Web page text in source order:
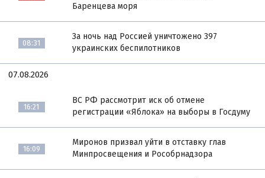
Баренцева моря
08:31
За ночь над Россией уничтожено 397
украинских беспилотников
07.08.2026
16:21
ВС РФ рассмотрит иск об отмене
регистрации «Яблока» на выборы в Госдуму
16:09
Миронов призвал уйти в отставку глав
Минпросвещения и Рособрнадзора